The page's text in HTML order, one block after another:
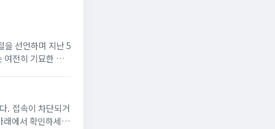
을 선언하며 지난 5
여전히 기묘한 현
거